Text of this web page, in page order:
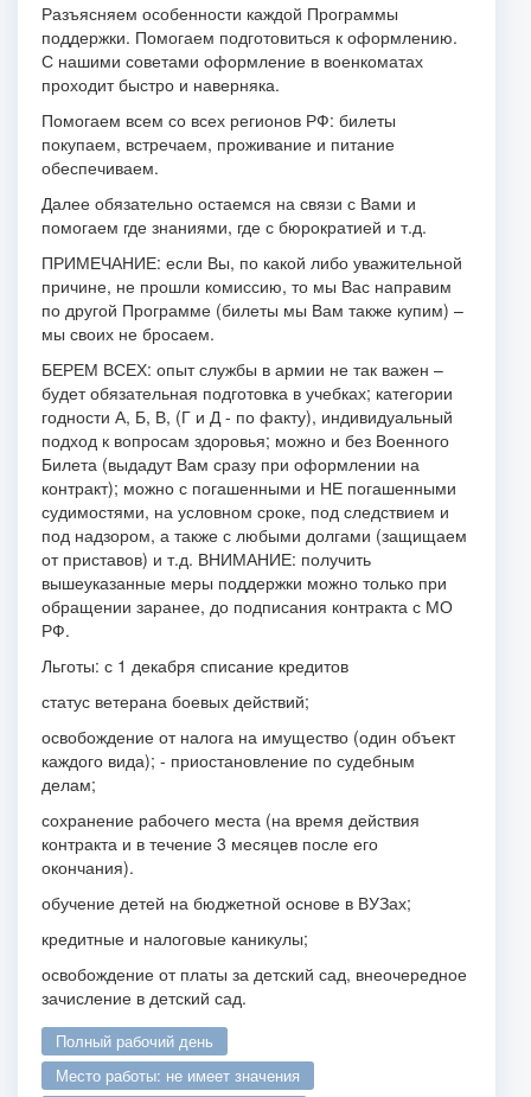
Разъясняем особенности каждой Программы
поддержки. Помогаем подготовиться к оформлению.
С нашими советами оформление в военкоматах
проходит быстро и наверняка.
Помогаем всем со всех регионов РФ: билеты
покупаем, встречаем, проживание и питание
обеспечиваем.
Далее обязательно остаемся на связи с Вами и
помогаем где знаниями, где с бюрократией и т.д.
ПРИМЕЧАНИЕ: если Вы, по какой либо уважительной
причине, не прошли комиссию, то мы Вас направим
по другой Программе (билеты мы Вам также купим) –
мы своих не бросаем.
БЕРЕМ ВСЕХ: опыт службы в армии не так важен –
будет обязательная подготовка в учебках; категории
годности А, Б, В, (Г и Д - по факту), индивидуальный
подход к вопросам здоровья; можно и без Военного
Билета (выдадут Вам сразу при оформлении на
контракт); можно с погашенными и НЕ погашенными
судимостями, на условном сроке, под следствием и
под надзором, а также с любыми долгами (защищаем
от приставов) и т.д. ВНИМАНИЕ: получить
вышеуказанные меры поддержки можно только при
обращении заранее, до подписания контракта с МО
РФ.
Льготы: с 1 декабря списание кредитов
статус ветерана боевых действий;
освобождение от налога на имущество (один объект
каждого вида); - приостановление по судебным
делам;
сохранение рабочего места (на время действия
контракта и в течение 3 месяцев после его
окончания).
обучение детей на бюджетной основе в ВУЗах;
кредитные и налоговые каникулы;
освобождение от платы за детский сад, внеочередное
зачисление в детский сад.
полный рабочий день
место работы: не имеет значения